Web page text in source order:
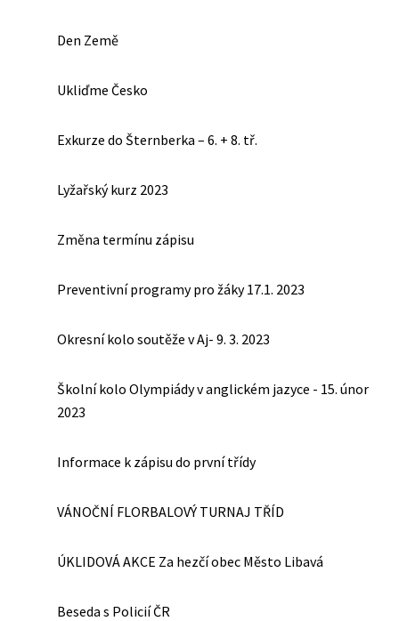
Den Země
Ukliďme Česko
Exkurze do Šternberka – 6. + 8. tř.
Lyžařský kurz 2023
Změna termínu zápisu
Preventivní programy pro žáky 17.1. 2023
Okresní kolo soutěže v Aj- 9. 3. 2023
Školní kolo Olympiády v anglickém jazyce - 15. únor
2023
Informace k zápisu do první třídy
VÁNOČNÍ FLORBALOVÝ TURNAJ TŘÍD
ÚKLIDOVÁ AKCE Za hezčí obec Město Libavá
Beseda s Policií ČR